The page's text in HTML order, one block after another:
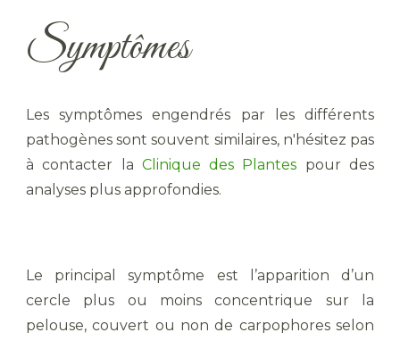
Symptômes
Les symptômes engendrés par les différents
pathogènes sont souvent similaires, n'hésitez pas
à contacter la Clinique des Plantes pour des
analyses plus approfondies.
Le principal symptôme est l’apparition d’un
cercle plus ou moins concentrique sur la
pelouse, couvert ou non de carpophores selon